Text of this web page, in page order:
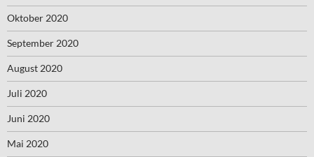
Oktober 2020
September 2020
August 2020
Juli 2020
Juni 2020
Mai 2020